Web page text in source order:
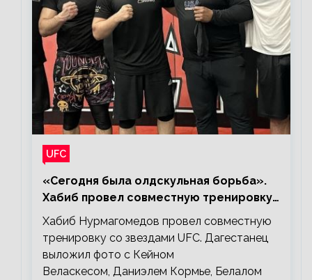
UFC
«Сегодня была олдскульная борьба».
Хабиб провел совместную тренировку
со звездами UFC
Хабиб Нурмагомедов провел совместную
тренировку со звездами UFC. Дагестанец
выложил фото с Кейном
Веласкесом, Даниэлем Кормье, Белалом